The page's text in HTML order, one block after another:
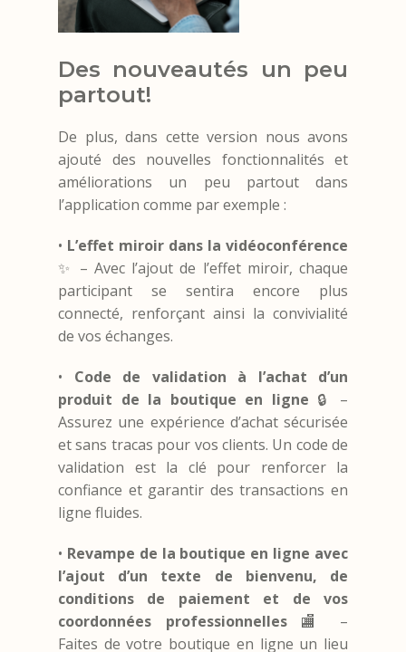
Des nouveautés un peu
partout!
De plus, dans cette version nous avons
ajouté des nouvelles fonctionnalités et
améliorations un peu partout dans
l’application comme par exemple :
• L’effet miroir dans la vidéoconférence
✨ – Avec l’ajout de l’effet miroir, chaque
participant se sentira encore plus
connecté, renforçant ainsi la convivialité
de vos échanges.
• Code de validation à l’achat d’un
produit de la boutique en ligne 🔒 –
Assurez une expérience d’achat sécurisée
et sans tracas pour vos clients. Un code de
validation est la clé pour renforcer la
confiance et garantir des transactions en
ligne fluides.
• Revampe de la boutique en ligne avec
l’ajout d’un texte de bienvenu, de
conditions de paiement et de vos
coordonnées professionnelles🏬 –
Faites de votre boutique en ligne un lieu